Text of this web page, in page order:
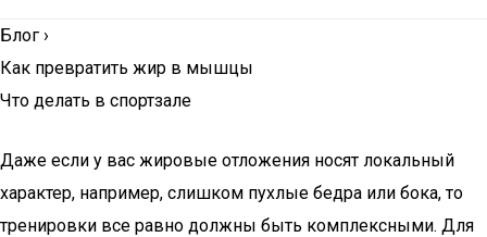
Блог ›
Как превратить жир в мышцы
Что делать в спортзале
Даже если у вас жировые отложения носят локальный
характер, например, слишком пухлые бедра или бока, то
тренировки все равно должны быть комплексными. Для